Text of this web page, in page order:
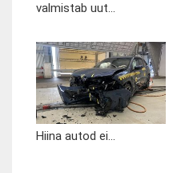
valmistab uut...
Hiina autod ei...